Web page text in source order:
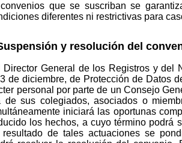
que se suscriban se
diferentes ni restrictivas para
y resolución del
Director General de los Registros y del
de diciembre, de Protección de Datos
personal por parte de un Consejo
de sus colegiados, asociados o
iniciará las oportunas
los hechos, a cuyo término podrá
resultado de tales actuaciones se